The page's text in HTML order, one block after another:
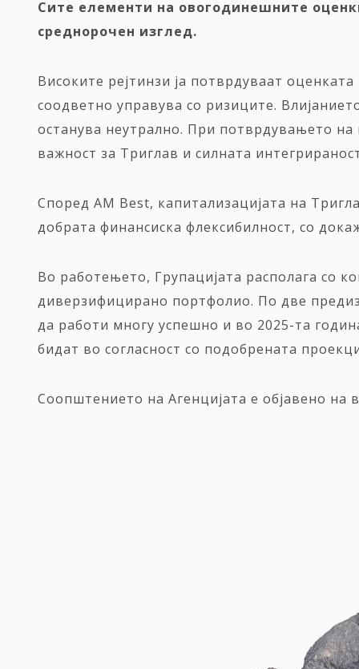
Сите елементи на овогодинешните
среднорочен изглед.
Високите рејтинзи ја потврдуваат
соодветно управува со ризиците.
останува неутрално. При потврдувањето на
важност за Триглав и силната
Според AM Best, капитализацијата на
добрата финансиска флексибилност, со
Во работењето, Групацијата располага со
диверзифицирано портфолио. По две
да работи многу успешно и во 2025-та
бидат во согласност со подобрената
Соопштението на Агенцијата е објавено на